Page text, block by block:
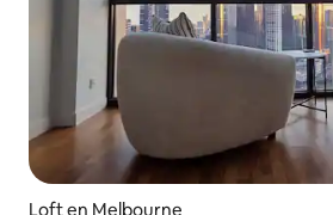
Loft en Melbourne